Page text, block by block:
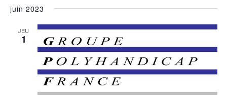
juin 2023
JEU
1